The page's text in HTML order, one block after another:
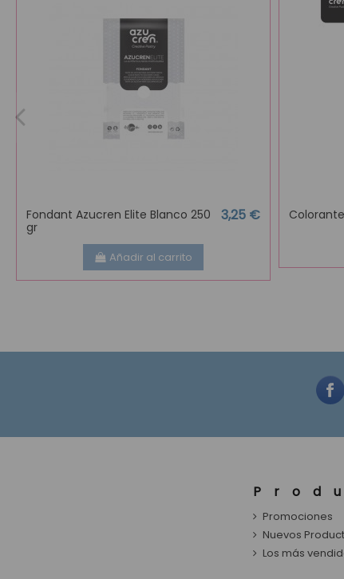
Fondant Azucren Elite Blanco 250
gr
3,25 €
Añadir al carrito
Promociones
Nuevos
Los más